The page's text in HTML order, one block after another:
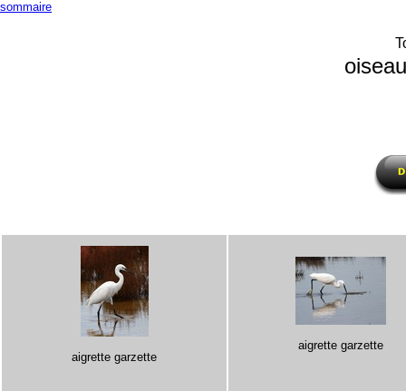
sommaire
aigrette garzette
aigrette garzette